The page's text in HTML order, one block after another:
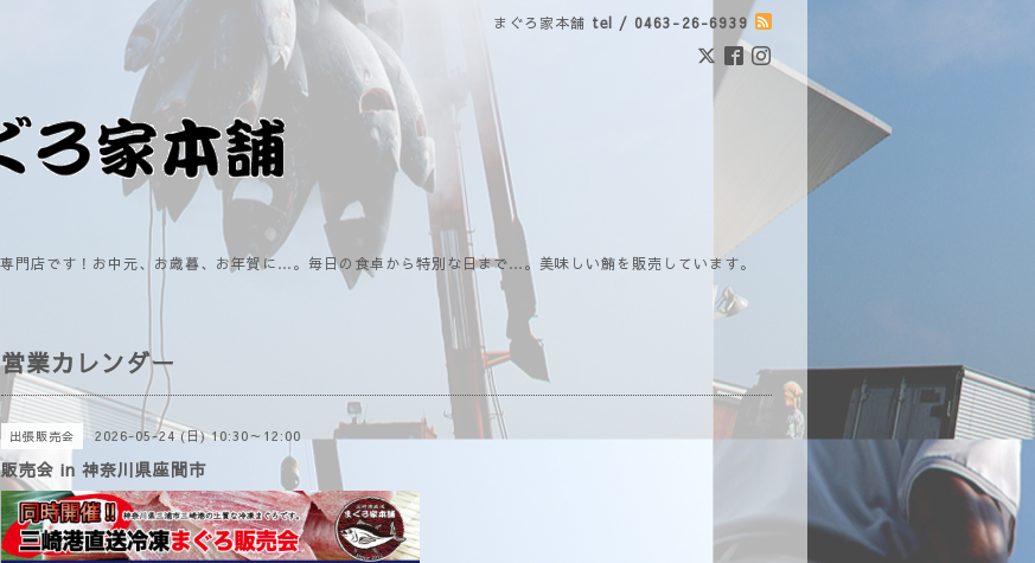
まぐろ家本舗 tel / 0463-26-6939
門店です！お中元、お歳暮、お年賀に…。毎日の食卓から特別な日まで…。美味しい鮪を販売しています。
営業カレンダー
出張販売会 2026-05-24 (日) 10:30～12:00
販売会 in 神奈川県座間市